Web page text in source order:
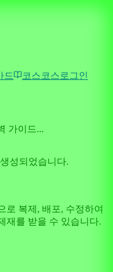
드 코스코스 로그인
가이드...
성되었습니다.
로 복제, 배포, 수정하여
재를 받을 수 있습니다.